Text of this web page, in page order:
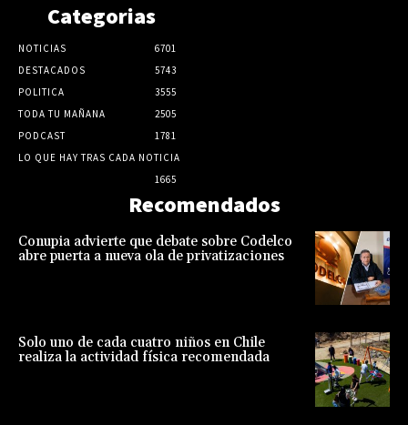
Categorias
NOTICIAS
6701
DESTACADOS
5743
POLITICA
3555
TODA TU MAÑANA
2505
PODCAST
1781
LO QUE HAY TRAS CADA NOTICIA
1665
Recomendados
Conupia advierte que debate sobre Codelco
abre puerta a nueva ola de privatizaciones
Solo uno de cada cuatro niños en Chile
realiza la actividad física recomendada